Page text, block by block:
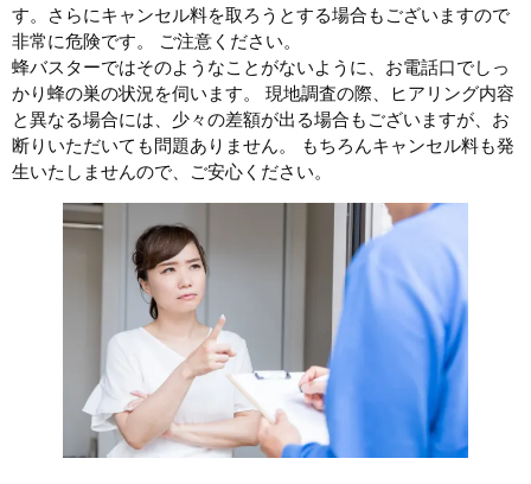
す。さらにキャンセル料を取ろうとする場合もございますので
非常に危険です。 ご注意ください。
蜂バスターではそのようなことがないように、お電話口でしっ
かり蜂の巣の状況を伺います。 現地調査の際、ヒアリング内容
と異なる場合には、少々の差額が出る場合もございますが、お
断りいただいても問題ありません。 もちろんキャンセル料も発
生いたしませんので、ご安心ください。